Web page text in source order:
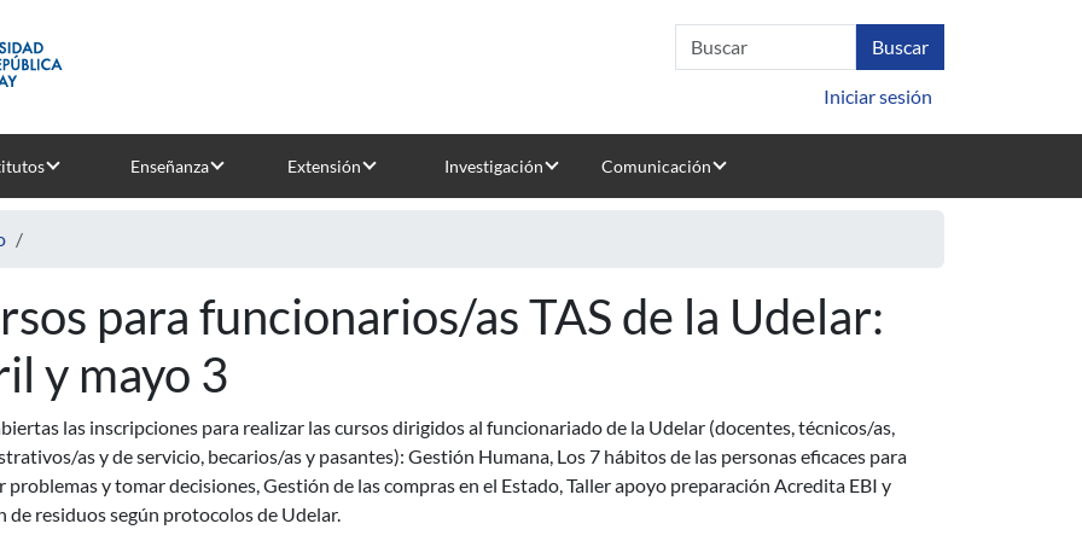
Iniciar sesión
Enseñanza Extensión Investigación Comunicación
para funcionarios/as TAS de la Udelar:
y mayo 3
las inscripciones para realizar las cursos dirigidos al funcionariado de la Udelar (docentes, técnicos/as,
as y de servicio, becarios/as y pasantes): Gestión Humana, Los 7 hábitos de las personas eficaces para
problemas y tomar decisiones, Gestión de las compras en el Estado, Taller apoyo preparación Acredita EBI y
de residuos según protocolos de Udelar.